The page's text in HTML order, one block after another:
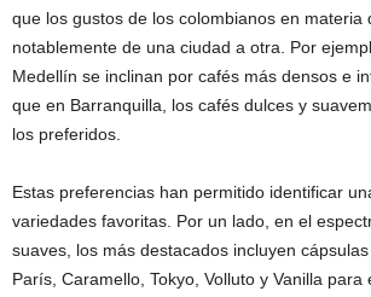
que los gustos de los colombianos en materia
notablemente de una ciudad a otra. Por
Medellín se inclinan por cafés más densos e
que en Barranquilla, los cafés dulces y
los preferidos.
Estas preferencias han permitido identificar
variedades favoritas. Por un lado, en el
suaves, los más destacados incluyen cápsulas
París, Caramello, Tokyo, Volluto y Vanilla para